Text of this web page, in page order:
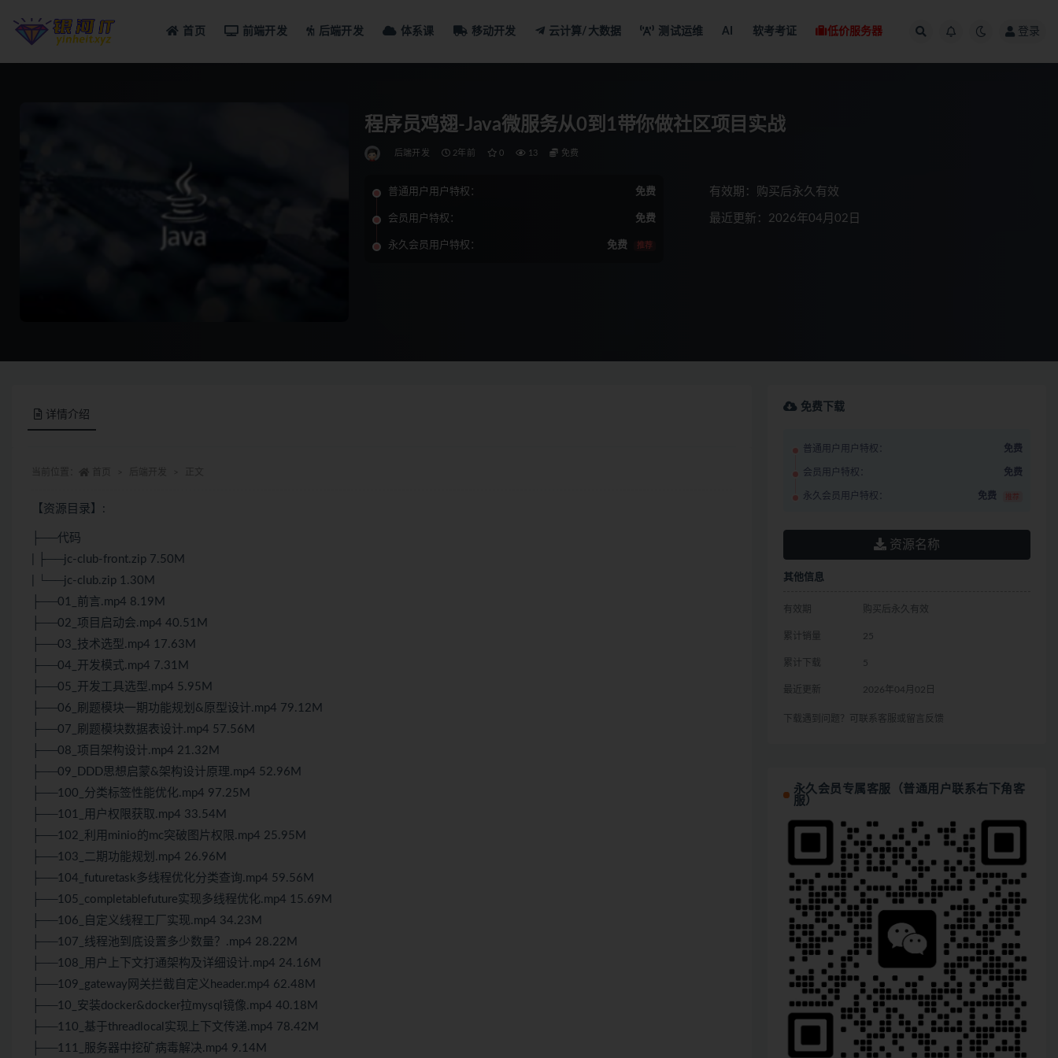
首页 前端开发 后端开发 体系课 移动开发 云计算/大数据 测试运维 AI 软考考证 低价服务器 登录
程序员鸡翅-Java微服务从0到1带你做社区项目实战
后端开发 2年前 0 13 免费
普通用户用户特权： 免费
会员用户特权： 免费
永久会员用户特权： 免费 推荐
有效期：购买后永久有效
最近更新：2026年04月02日
详情介绍
【资源目录】:
├──代码
| ├──jc-club-front.zip 7.50M
| └──jc-club.zip 1.30M
├──01_前言.mp4 8.19M
├──02_项目启动会.mp4 40.51M
├──03_技术选型.mp4 17.63M
├──04_开发模式.mp4 7.31M
├──05_开发工具选型.mp4 5.95M
├──06_刷题模块一期功能规划&原型设计.mp4 79.12M
├──07_刷题模块数据表设计.mp4 57.56M
├──08_项目架构设计.mp4 21.32M
├──09_DDD思想启蒙&架构设计原理.mp4 52.96M
├──100_分类标签性能优化.mp4 97.25M
├──101_用户权限获取.mp4 33.54M
├──102_利用minio的mc突破图片权限.mp4 25.95M
├──103_二期功能规划.mp4 26.96M
├──104_futuretask多线程优化分类查询.mp4 59.56M
├──105_completablefuture实现多线程优化.mp4 15.69M
├──106_自定义线程工厂实现.mp4 34.23M
├──107_线程池到底设置多少数量？.mp4 28.22M
├──108_用户上下文打通架构及详细设计.mp4 24.16M
├──109_gateway网关拦截自定义header.mp4 62.48M
├──10_安装docker&docker拉mysql镜像.mp4 40.18M
├──110_基于threadlocal实现上下文传递.mp4 78.42M
├──111_服务器中挖矿病毒解决.mp4 9.14M
免费下载
普通用户用户特权： 免费
会员用户特权： 免费
永久会员用户特权： 免费 推荐
资源名称
其他信息
有效期 购买后永久有效
累计销量 25
累计下载 5
最近更新 2026年04月02日
下载遇到问题？可联系客服或留言反馈
永久会员专属客服（普通用户联系右下角客
服）